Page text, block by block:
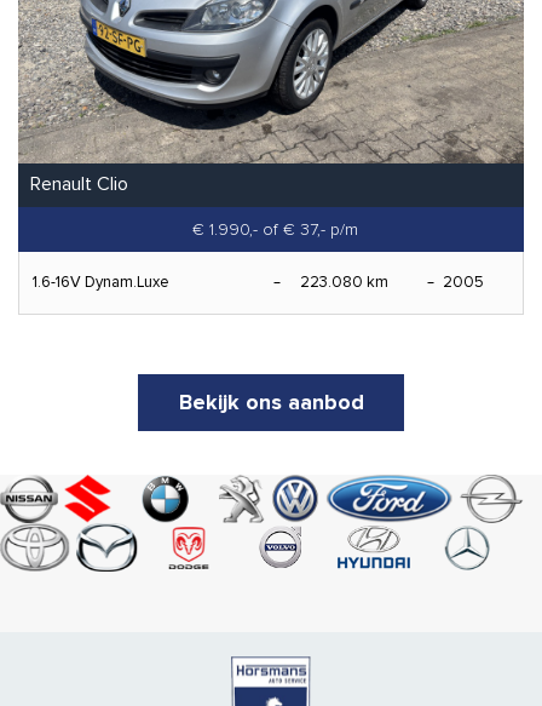
Renault Clio
€ 1.990,- of € 37,- p/m
1.6-16V Dynam.Luxe 223.080 km 2005
Bekijk ons aanbod